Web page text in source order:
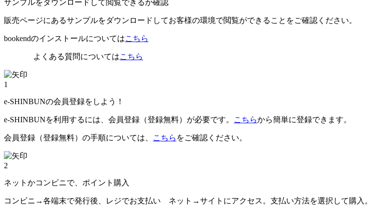
サンプルをダウンロードして閲覧できるか確認
販売ページにあるサンプルをダウンロードしてお客様の環境で閲覧ができることをご確認ください。
bookendのインストールについてはこちら
よくある質問についてはこちら
1
e-SHINBUNの会員登録をしよう！
e-SHINBUNを利用するには、会員登録（登録無料）が必要です。 こちらから簡単に登録できます。
会員登録（登録無料）の手順については、 こちら をご確認ください。
2
ネットかコンビニで、ポイント購入
コンビニ→各端末で発行後、レジでお支払い ネット→サイトにアクセス。支払い方法を選択して購入。